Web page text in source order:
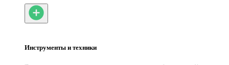
Инструменты и техники